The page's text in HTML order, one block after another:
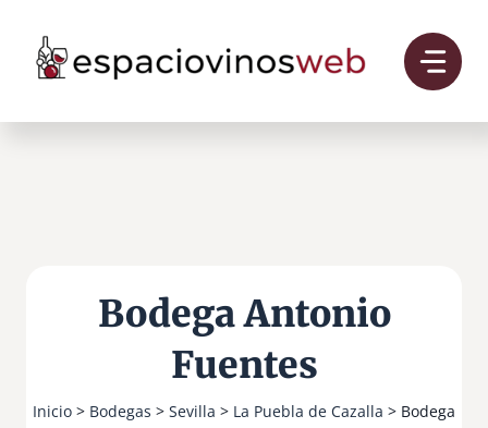
contenido
Bodega Antonio
Fuentes
Inicio > Bodegas > Sevilla > La Puebla de Cazalla > Bodega